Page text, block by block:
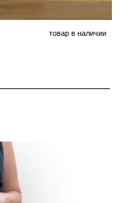
товар в наличии